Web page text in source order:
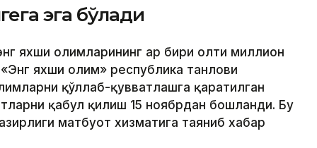
эга бўлади
яхши олимларининг ҳар бири олти миллион
яхши олим» республика танлови
қўллаб-қувватлашга қаратилган
қабул қилиш 15 ноябрдан бошланди. Бу
матбуот хизматига таяниб хабар